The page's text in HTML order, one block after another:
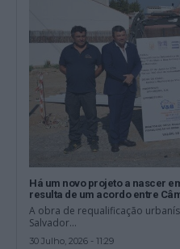
Há um novo projeto a nascer
resulta de um acordo entre
A obra de requalificação
Salvador...
30 Julho, 2026 - 11:29